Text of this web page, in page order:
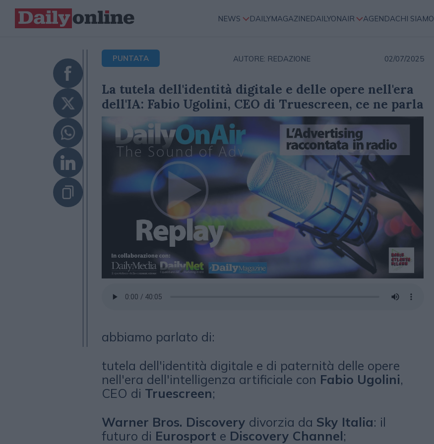
NEWS DAILYMAGAZINEDAILYONAIR AGENDACHI SIAMO
PUNTATA AUTORE: REDAZIONE 02/07/2025
La tutela dell'identità digitale e delle opere nell'era
dell'IA: Fabio Ugolini, CEO di Truescreen, ce ne parla
abbiamo parlato di:
tutela dell'identità digitale e di paternità delle opere
nell'era dell'intelligenza artificiale con Fabio Ugolini,
CEO di Truescreen;
Warner Bros. Discovery divorzia da Sky Italia: il
futuro di Eurosport e Discovery Channel;